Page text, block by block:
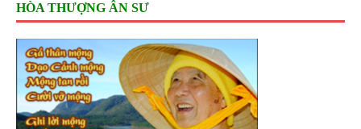
HÒA THƯỢNG ÂN SƯ